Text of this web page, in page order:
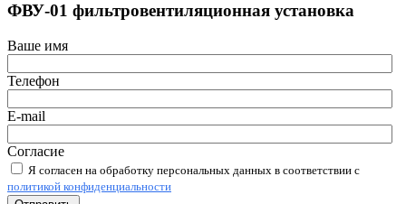
ФВУ-01 фильтровентиляционная установка
Ваше имя
Телефон
E-mail
Согласие
Я согласен на обработку персональных данных в соответствии с
политикой конфиденциальности